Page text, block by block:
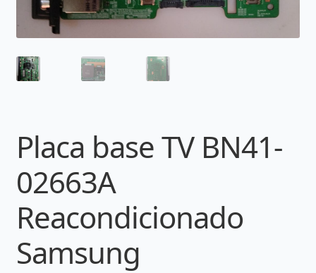
Placa base TV BN41-
02663A
Reacondicionado
Samsung